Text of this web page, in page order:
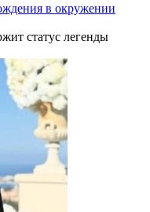
в окружении
статус легенды